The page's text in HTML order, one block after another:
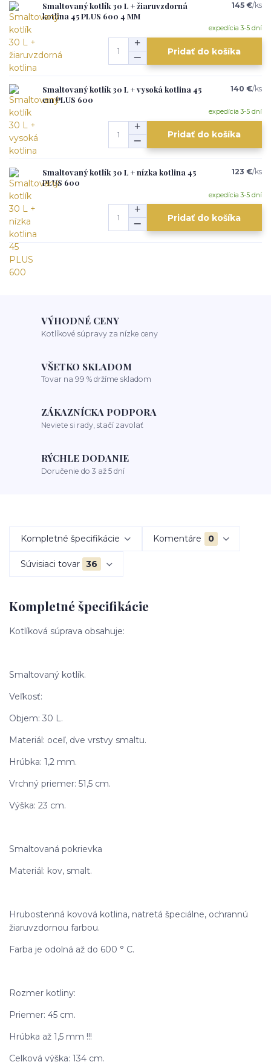
Smaltovaný kotlík 30 L + žiaruvzdorná
kotlina 45 PLUS 600 4 MM
145 €/ks
expedícia 3-5 dní
Pridať do košíka
Smaltovaný kotlík 30 L + vysoká kotlina 45
cm PLUS 600
140 €/ks
expedícia 3-5 dní
Pridať do košíka
Smaltovaný kotlík 30 L + nízka kotlina 45
PLUS 600
123 €/ks
expedícia 3-5 dní
Pridať do košíka
VÝHODNÉ CENY
Kotlíkové súpravy za nízke ceny
VŠETKO SKLADOM
Tovar na 99 % držíme skladom
ZÁKAZNÍCKA PODPORA
Neviete si rady, stačí zavolať
RÝCHLE DODANIE
Doručenie do 3 až 5 dní
Kompletné špecifikácie Komentáre 0
Súvisiaci tovar 36
Kompletné špecifikácie
Kotlíková súprava obsahuje:
Smaltovaný kotlík.
Veľkosť:
Objem: 30 L.
Materiál: oceľ, dve vrstvy smaltu.
Hrúbka: 1,2 mm.
Vrchný priemer: 51,5 cm.
Výška: 23 cm.
Smaltovaná pokrievka
Materiál: kov, smalt.
Hrubostenná kovová kotlina, natretá špeciálne, ochrannú
žiaruvzdornou farbou.
Farba je odolná až do 600 ° C.
Rozmer kotliny:
Priemer: 45 cm.
Hrúbka až 1,5 mm !!!
Celková výška: 134 cm.